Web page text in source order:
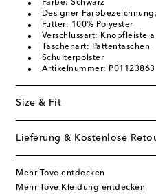
Farbe: Schwarz
Designer-
Futter: 100% Polyester
Verschlussart: Knopfleiste
Taschenart: Pattentaschen
Schulterpolster
Artikelnummer: P01123863
Size & Fit
Lieferung & Kostenlose
Mehr Tove entdecken
Mehr Tove Kleidung entdecken